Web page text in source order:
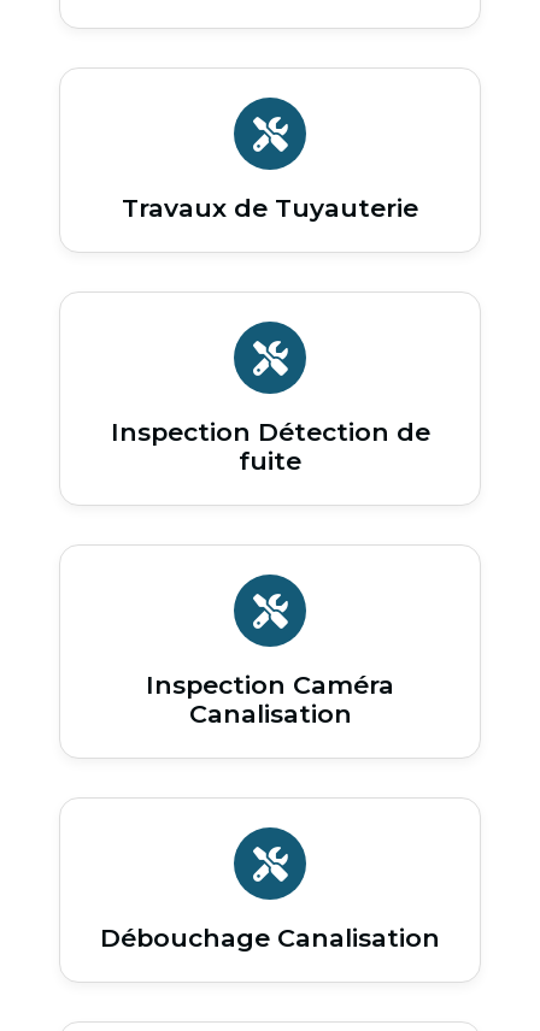
Travaux de Tuyauterie
Inspection Détection de
fuite
Inspection Caméra
Canalisation
Débouchage Canalisation